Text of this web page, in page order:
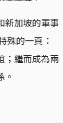
新加坡的軍事
殊的一頁：
；繼而成為兩